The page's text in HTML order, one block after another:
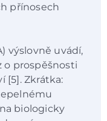
přínosech
výslovně uvádí,
o prospěšnosti
[5]. Zkrátka:
biologicky